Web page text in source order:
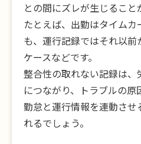
との間にズレが生じること
たとえば、出勤はタイム
も、運行記録ではそれ以前
ケースなどです。
整合性の取れない記録は
につながり、トラブルの原
勤怠と運行情報を連動さ
れるでしょう。